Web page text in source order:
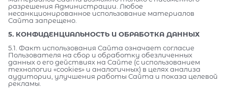
разрешения Администрации. Любое
несанкционированное использование материалов
Сайта запрещено.
5. КОНФИДЕНЦИАЛЬНОСТЬ И ОБРАБОТКА ДАННЫХ
5.1. Факт использования Сайта означает согласие
Пользователя на сбор и обработку обезличенных
данных о его действиях на Сайте (с использованием
технологии «cookies» и аналогичных) в целях анализа
аудитории, улучшения работы Сайта и показа целевой
рекламы.